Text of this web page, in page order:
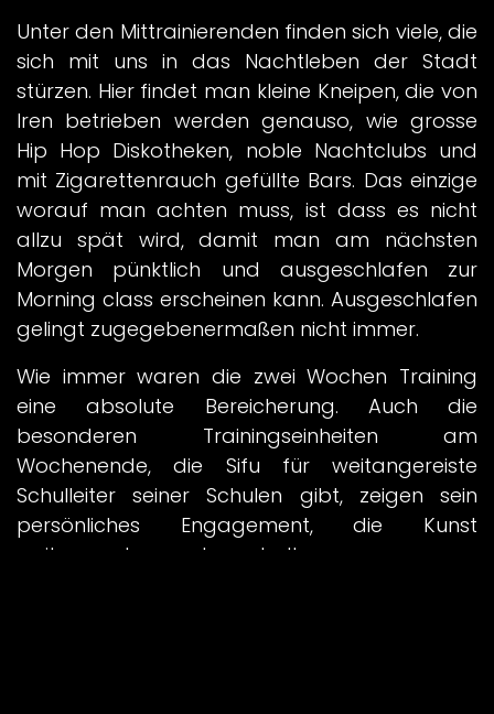
Unter den Mittrainierenden finden sich viele, die
sich mit uns in das Nachtleben der Stadt
stürzen. Hier findet man kleine Kneipen, die von
Iren betrieben werden genauso, wie grosse
Hip Hop Diskotheken, noble Nachtclubs und
mit Zigarettenrauch gefüllte Bars. Das einzige
worauf man achten muss, ist dass es nicht
allzu spät wird, damit man am nächsten
Morgen pünktlich und ausgeschlafen zur
Morning class erscheinen kann. Ausgeschlafen
gelingt zugegebenermaßen nicht immer.
Wie immer waren die zwei Wochen Training
eine absolute Bereicherung. Auch die
besonderen Trainingseinheiten am
Wochenende, die Sifu für weitangereiste
Schulleiter seiner Schulen gibt, zeigen sein
persönliches Engagement, die Kunst
weiterzugeben und zu erhalten.